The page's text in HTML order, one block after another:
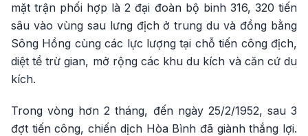
mặt trận phối hợp là 2 đại đoàn bộ binh 316, 320 tiến
sâu vào vùng sau lưng địch ở trung du và đồng bằng
Sông Hồng cùng các lực lượng tại chỗ tiến công địch,
diệt tề trừ gian, mở rộng các khu du kích và căn cứ du
kích.
Trong vòng hơn 2 tháng, đến ngày 25/2/1952, sau 3
đợt tiến công, chiến dịch Hòa Bình đã giành thắng lợi.